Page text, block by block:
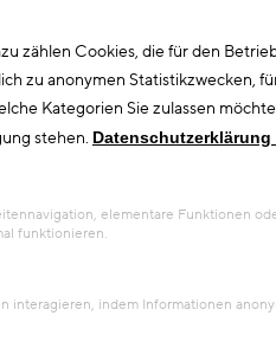
zählen Cookies, die für den
zu anonymen Statistikzwecken,
Kategorien Sie zulassen
stehen. Datenschutzerklärung
elementare Funktionen
funktionieren.
indem Informationen